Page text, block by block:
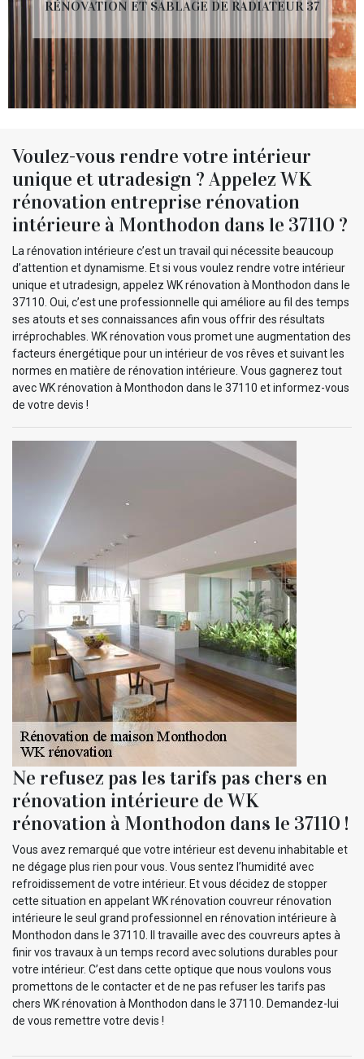
RÉNOVATION ET SABLAGE DE RADIATEUR 37
Voulez-vous rendre votre intérieur
unique et utradesign ? Appelez WK
rénovation entreprise rénovation
intérieure à Monthodon dans le 37110 ?
La rénovation intérieure c’est un travail qui nécessite beaucoup
d’attention et dynamisme. Et si vous voulez rendre votre intérieur
unique et utradesign, appelez WK rénovation à Monthodon dans le
37110. Oui, c’est une professionnelle qui améliore au fil des temps
ses atouts et ses connaissances afin vous offrir des résultats
irréprochables. WK rénovation vous promet une augmentation des
facteurs énergétique pour un intérieur de vos rêves et suivant les
normes en matière de rénovation intérieure. Vous gagnerez tout
avec WK rénovation à Monthodon dans le 37110 et informez-vous
de votre devis !
Ne refusez pas les tarifs pas chers en
rénovation intérieure de WK
rénovation à Monthodon dans le 37110 !
Vous avez remarqué que votre intérieur est devenu inhabitable et
ne dégage plus rien pour vous. Vous sentez l’humidité avec
refroidissement de votre intérieur. Et vous décidez de stopper
cette situation en appelant WK rénovation couvreur rénovation
intérieure le seul grand professionnel en rénovation intérieure à
Monthodon dans le 37110. Il travaille avec des couvreurs aptes à
finir vos travaux à un temps record avec solutions durables pour
votre intérieur. C’est dans cette optique que nous voulons vous
promettons de le contacter et de ne pas refuser les tarifs pas
chers WK rénovation à Monthodon dans le 37110. Demandez-lui
de vous remettre votre devis !